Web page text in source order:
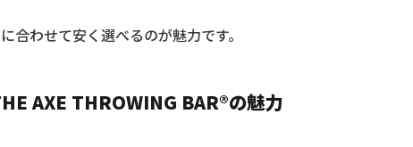
合わせて安く選べるのが魅力です。
AXE THROWING BAR®︎の魅力